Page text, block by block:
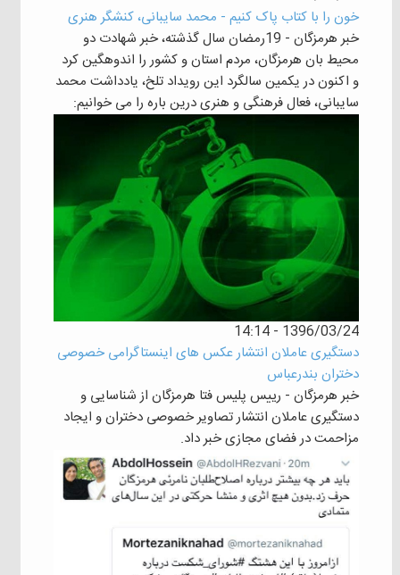
خون را با کتاب پاک کنیم - محمد سایبانی، کنشگر هنری
خبر هرمزگان - 19رمضان سال گذشته، خبر شهادت دو
محیط بان هرمزگان، مردم استان و کشور را اندوهگین کرد
و اکنون در یکمین سالگرد این رویداد تلخ، یادداشت محمد
سایبانی، فعال فرهنگی و هنری درین باره را می خوانیم:
1396/03/24 - 14:14
دستگیری عاملان انتشار عکس های اینستاگرامی خصوصی
دختران بندرعباس
خبر هرمزگان - رییس پلیس فتا هرمزگان از شناسایی و
دستگیری عاملان انتشار تصاویر خصوصی دختران و ایجاد
مزاحمت در فضای مجازی خبر داد.